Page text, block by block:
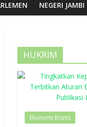
NEGERI JAMBI
HUKRIM
Ekonomi Bisnis